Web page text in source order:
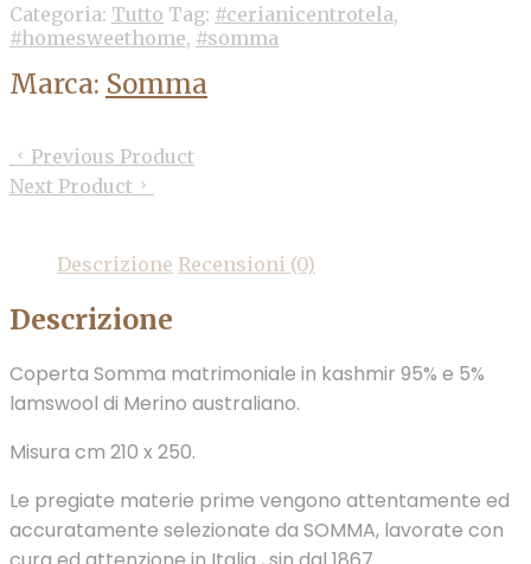
Categoria: Tutto Tag: #cerianicentrotela,
#homesweethome, #somma
Marca: Somma
Previous Product
Next Product
Descrizione Recensioni (0)
Descrizione
Coperta Somma matrimoniale in kashmir 95% e 5%
lamswool di Merino australiano.
Misura cm 210 x 250.
Le pregiate materie prime vengono attentamente ed
accuratamente selezionate da SOMMA, lavorate con